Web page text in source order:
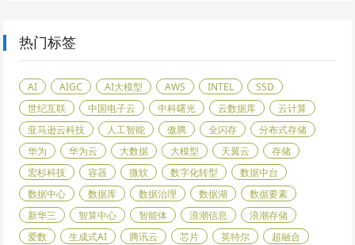
热门标签
AI AIGC AI大模型 AWS INTEL
SSD
世纪互联
中国电子云 中科曙光 云数据库
云计算
亚马逊云科技
人工智能 傲腾 全闪存
分布式存储
华为
华为云 大数据 大模型 天翼云
存储
宏杉科技
容器 微软 数字化转型
数据中台
数据中心
数据库 数据治理 数据湖
数据要素
新华三
智算中心 智能体 浪潮信息
浪潮存储
爱数
生成式AI 腾讯云 芯片 英特尔 超融合